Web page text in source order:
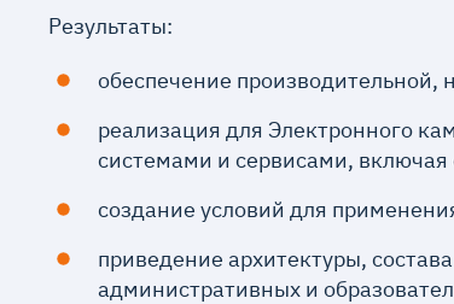
Результаты:
обеспечение
реализация для Электронного
системами и сервисами,
создание условий для
приведение архитектуры,
административных и